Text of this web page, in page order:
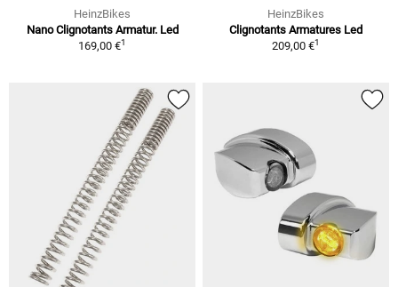
HeinzBikes
Nano Clignotants Armatur. Led
169,00 €1
HeinzBikes
Clignotants Armatures Led
209,00 €1